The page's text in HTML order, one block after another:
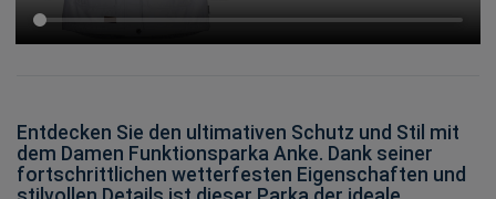
Entdecken Sie den ultimativen Schutz und Stil mit
dem Damen Funktionsparka Anke. Dank seiner
fortschrittlichen wetterfesten Eigenschaften und